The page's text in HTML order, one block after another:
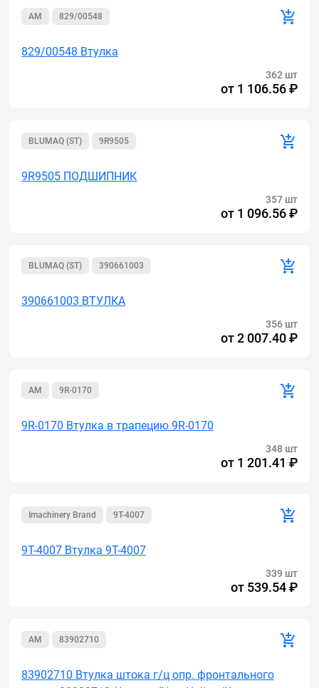
AM 829/00548
829/00548 Втулка
362 шт
от 1 106.56 ₽
BLUMAQ (ST) 9R9505
9R9505 ПОДШИПНИК
357 шт
от 1 096.56 ₽
BLUMAQ (ST) 390661003
390661003 ВТУЛКА
356 шт
от2 007.40 ₽
AM 9R-0170
9R-0170 Втулка в трапецию 9R-0170
348 шт
от 1 201.41 ₽
Imachinery Brand 9T-4007
9T-4007 Втулка 9T-4007
339 шт
от 539.54 ₽
AM 83902710
83902710 Втулка штока г/ц опр. фронтального